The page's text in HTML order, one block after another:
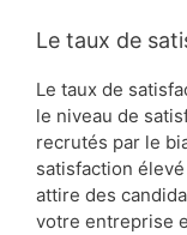
Le taux de
Le taux de
le niveau de
recrutés par le
satisfaction
attire des
votre entreprise